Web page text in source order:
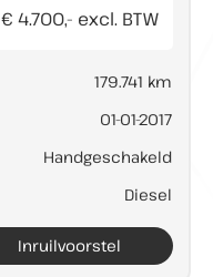
€ 4.700,- excl. BTW
179.741 km
01-01-2017
Handgeschakeld
Diesel
Inruilvoorstel